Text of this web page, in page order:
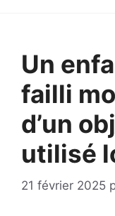
Un
failli
d’un
utilisé
21 février 2025